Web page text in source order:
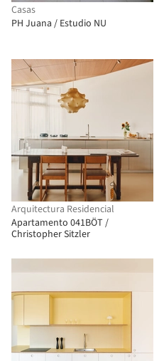
Casas
PH Juana / Estudio NU
Arquitectura Residencial
Apartamento 041BÖT /
Christopher Sitzler